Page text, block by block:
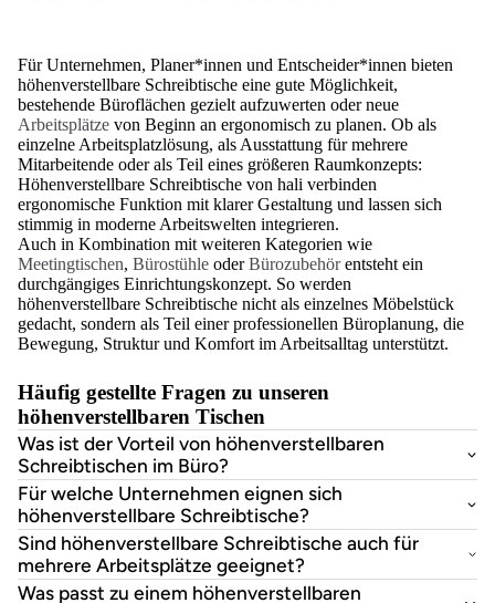
Für Unternehmen, Planer*innen und Entscheider*innen bieten
höhenverstellbare Schreibtische eine gute Möglichkeit,
bestehende Büroflächen gezielt aufzuwerten oder neue
Arbeitsplätze von Beginn an ergonomisch zu planen. Ob als
einzelne Arbeitsplatzlösung, als Ausstattung für mehrere
Mitarbeitende oder als Teil eines größeren Raumkonzepts:
Höhenverstellbare Schreibtische von hali verbinden
ergonomische Funktion mit klarer Gestaltung und lassen sich
stimmig in moderne Arbeitswelten integrieren.
Auch in Kombination mit weiteren Kategorien wie
Meetingtischen, Bürostühle oderBürozubehörentsteht ein
durchgängiges Einrichtungskonzept. So werden
höhenverstellbare Schreibtische nicht als einzelnes Möbelstück
gedacht, sondern als Teil einer professionellen Büroplanung, die
Bewegung, Struktur und Komfort im Arbeitsalltag unterstützt.
Häufig gestellte Fragen zu unseren
höhenverstellbaren Tischen
Was ist der Vorteil von höhenverstellbaren
Schreibtischen im Büro?
Für welche Unternehmen eignen sich
höhenverstellbare Schreibtische?
Sind höhenverstellbare Schreibtische auch für
mehrere Arbeitsplätze geeignet?
Was passt zu einem höhenverstellbaren